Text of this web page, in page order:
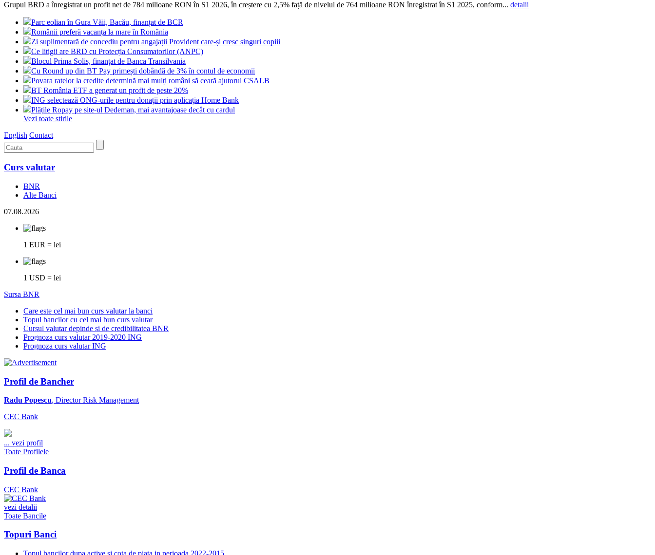
Grupul BRD a înregistrat un profit net de 784 milioane RON în S1 2026, în creștere cu 2,5% față de nivelul de 764 milioane RON înregistrat în S1 2025, conform... detalii
Parc eolian în Gura Văii, Bacău, finanțat de BCR
Românii preferă vacanța la mare în România
Zi suplimentară de concediu pentru angajații Provident care-și cresc singuri copiii
Ce litigii are BRD cu Protecția Consumatorilor (ANPC)
Blocul Prima Solis, finanțat de Banca Transilvania
Cu Round up din BT Pay primești dobândă de 3% în contul de economii
Povara ratelor la credite determină mai mulți români să ceară ajutorul CSALB
BT România ETF a generat un profit de peste 20%
ING selectează ONG-urile pentru donații prin aplicația Home Bank
Plățile Ropay pe site-ul Dedeman, mai avantajoase decât cu cardul
Vezi toate stirile
English Contact
Curs valutar
BNR
Alte Banci
07.08.2026
1 EUR = lei
1 USD = lei
Sursa BNR
Care este cel mai bun curs valutar la banci
Topul bancilor cu cel mai bun curs valutar
Cursul valutar depinde si de credibilitatea BNR
Prognoza curs valutar 2019-2020 ING
Prognoza curs valutar ING
Profil de Bancher
Radu Popescu, Director Risk Management
CEC Bank
... vezi profil
Toate Profilele
Profil de Banca
CEC Bank
vezi detalii
Toate Bancile
Topuri Banci